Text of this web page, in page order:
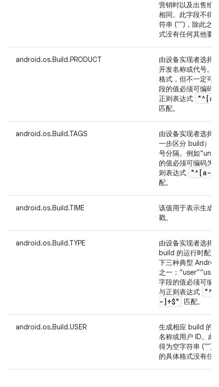
营销时以及出售给
相同。此字段不得
符串 ("")，除此之
式没有任何其他要
android.os.Build.PRODUCT
由设备实现者选择
开发名称或代号。
格式，但不一定可
段的值必须可编码
正则表达式
"^[a-
匹配。
android.os.Build.TAGS
由设备实现者选择
一步区分 build）
号分隔。例如
的值必须可编码为
则表达式
"^[a-z
配。
android.os.Build.TIME
该值用于表示生成
戳。
android.os.Build.TYPE
由设备实现者选择
build 的运行时配
下三种典型
之一：
字段的值必须可编
与正则表达式
-]+$"
匹配。
android.os.Build.USER
生成相应 build 的
名称或用户 ID。此
得为空字符串 ("")
的具体格式没有任